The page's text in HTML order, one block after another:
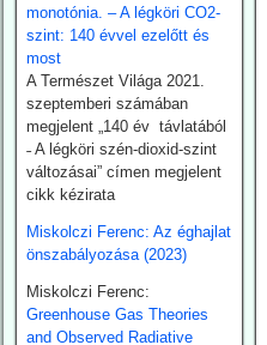
visszakozik
klímavédelmi
vállalásaitól
Japán – szomszédjához,
Dél-Koreához hasonlóan –
újra üzembe helyezi
azokat a szénerőműveket,
amelyeket nemrég még
maradványainak
bélyegeztek. Az
energiaügyi hatóságok
„rendkívüli ellátási
bizonytalansággal”
monotónia. – A légköri CO2-
szint: 140 évvel ezelőtt és
most
A Természet Világa 2021.
szeptemberi számában
megjelent „140 év távlatából
˗ A légköri szén-dioxid-szint
változásai” címen megjelent
cikk kézirata
Miskolczi Ferenc: Az éghajlat
önszabályozása (2023)
Miskolczi Ferenc:
Greenhouse Gas Theories
and Observed Radiative